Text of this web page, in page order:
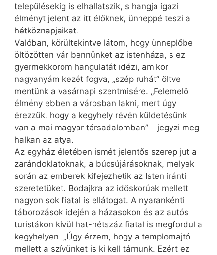
településekig is elhallatszik, s hangja igazi
élményt jelent az itt élőknek, ünneppé teszi a
hétköznapjaikat.
Valóban, körültekintve látom, hogy ünneplőbe
öltözötten vár bennünket az istenháza, s ez
gyermekkorom hangulatát idézi, amikor
nagyanyám kezét fogva, „szép ruhát” öltve
mentünk a vasárnapi szentmisére. „Felemelő
élmény ebben a városban lakni, mert úgy
érezzük, hogy a kegyhely révén küldetésünk
van a mai magyar társadalomban” – jegyzi meg
halkan az atya.
Az egyház életében ismét jelentős szerep jut a
zarándoklatoknak, a búcsújárásoknak, melyek
során az emberek kifejezhetik az Isten iránti
szeretetüket. Bodajkra az időskorúak mellett
nagyon sok fiatal is ellátogat. A nyarankénti
táborozások idején a házasokon és az autós
turistákon kívül hat-hétszáz fiatal is megfordul a
kegyhelyen. „Úgy érzem, hogy a templomajtó
mellett a szívünket is ki kell tárnunk. Ezért ez